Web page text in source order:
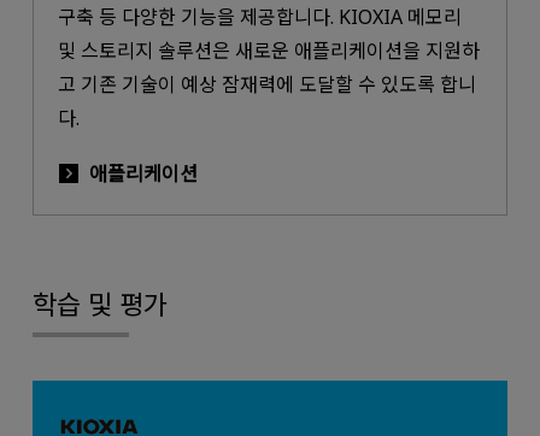
구축 등 다양한 기능을 제공합니다. KIOXIA 메모리
및 스토리지 솔루션은 새로운 애플리케이션을 지원하
고 기존 기술이 예상 잠재력에 도달할 수 있도록 합니
다.
애플리케이션
학습 및 평가